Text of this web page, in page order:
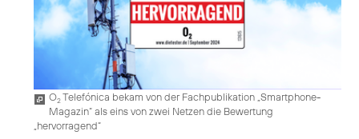
O2Telefónica bekam von der Fachpublikation „Smartphone-
Magazin“ als eins von zwei Netzen die Bewertung
„hervorragend“